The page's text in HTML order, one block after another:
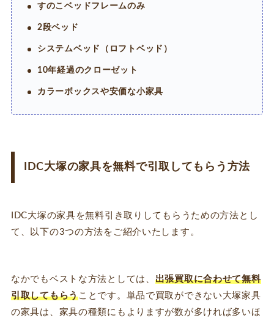
すのこベッドフレームのみ
2段ベッド
システムベッド（ロフトベッド）
10年経過のクローゼット
カラーボックスや安価な小家具
IDC大塚の家具を無料で引取してもらう方法
IDC大塚の家具を無料引き取りしてもらうための方法とし
て、以下の3つの方法をご紹介いたします。
なかでもベストな方法としては、 出張買取に合わせて無料
引取してもらうことです。単品で買取ができない大塚家具
の家具は、家具の種類にもよりますが数が多ければ多いほ